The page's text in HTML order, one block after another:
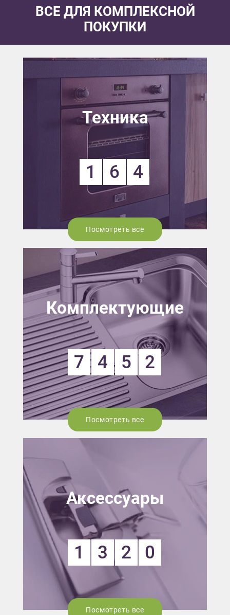
ВСЕ ДЛЯ КОМПЛЕКСНОЙ
ПОКУПКИ
Техника
1 6 4
Посмотреть все
Комплектующие
7 4 5 2
Посмотреть все
Аксессуары
1 3 2 0
Посмотреть все